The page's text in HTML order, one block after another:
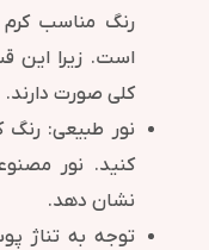
رنگ مناسب
است. زیرا این
کلی صورت دارند.
نور طبیعی: رنگ
کنید. نور
نشان دهد.
توجه به تناژ